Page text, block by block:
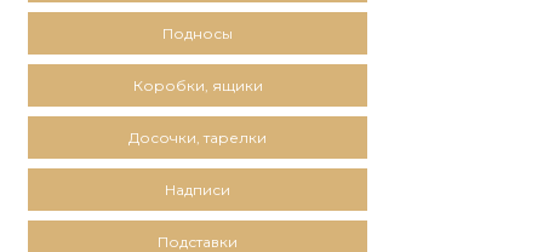
Подносы
Коробки, ящики
Досочки, тарелки
Надписи
Подставки